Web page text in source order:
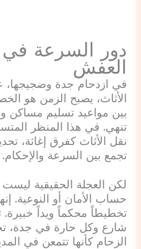
دور السرعة
العفش
في ازدحام جدة وضجيجها،
الأثاث، يصبح الزمن هو
بين مواعيد تسليم مساكن
تنهي. في هذا المنظر
نقل الأثاث كفرق إغاثة،
تجمع بين السرعة والإحكام.
لكن العجلة الحقيقية
حساب الأمان أو النوعية.
تخطيطاً محكماً ويداً
شارع وكل حارة في جدة،
الزحام كأنها تتمعن في